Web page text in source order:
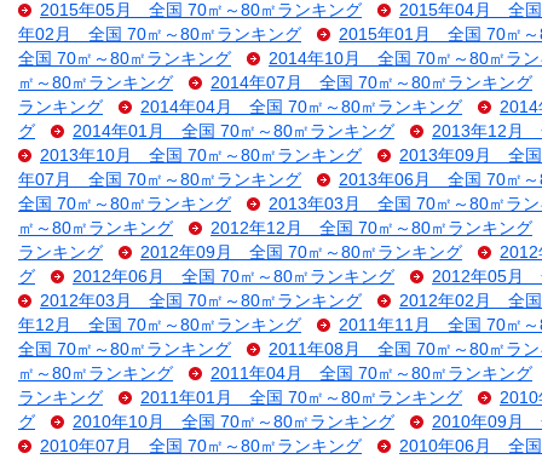
2015年05月 全国 70㎡～80㎡ランキング
2015年04月 全国
年02月 全国 70㎡～80㎡ランキング
2015年01月 全国 70㎡～
全国 70㎡～80㎡ランキング
2014年10月 全国 70㎡～80㎡ラン
㎡～80㎡ランキング
2014年07月 全国 70㎡～80㎡ランキング
ランキング
2014年04月 全国 70㎡～80㎡ランキング
グ
2014年01月 全国 70㎡～80㎡ランキング
2013年12月
2013年10月 全国 70㎡～80㎡ランキング
2013年09月 全国
年07月 全国 70㎡～80㎡ランキング
2013年06月 全国 70㎡～
全国 70㎡～80㎡ランキング
2013年03月 全国 70㎡～80㎡ラン
㎡～80㎡ランキング
2012年12月 全国 70㎡～80㎡ランキング
ランキング
2012年09月 全国 70㎡～80㎡ランキング
グ
2012年06月 全国 70㎡～80㎡ランキング
2012年05月
2012年03月 全国 70㎡～80㎡ランキング
2012年02月 全国
年12月 全国 70㎡～80㎡ランキング
2011年11月 全国 70㎡～
全国 70㎡～80㎡ランキング
2011年08月 全国 70㎡～80㎡ラン
㎡～80㎡ランキング
2011年04月 全国 70㎡～80㎡ランキング
ランキング
2011年01月 全国 70㎡～80㎡ランキング
グ
2010年10月 全国 70㎡～80㎡ランキング
2010年09月
2010年07月 全国 70㎡～80㎡ランキング
2010年06月 全国